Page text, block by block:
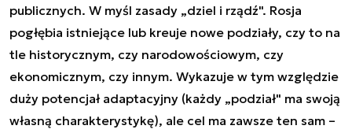
publicznych. W myśl zasady „dziel i rządź". Rosja
pogłębia istniejące lub kreuje nowe podziały, czy to na
tle historycznym, czy narodowościowym, czy
ekonomicznym, czy innym. Wykazuje w tym względzie
duży potencjał adaptacyjny (każdy „podział" ma swoją
własną charakterystykę), ale cel ma zawsze ten sam –